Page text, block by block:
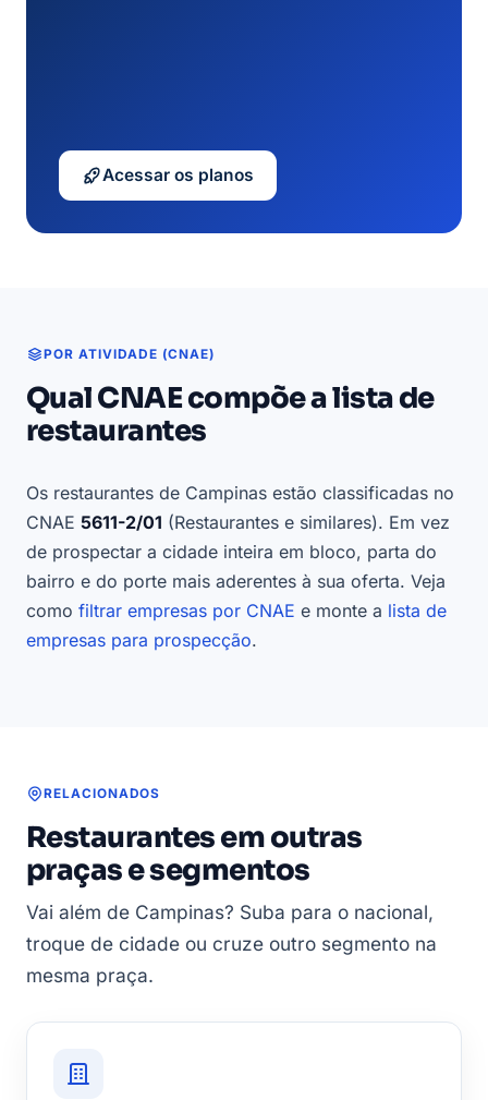
Acessar os planos
POR ATIVIDADE (CNAE)
Qual CNAE compõe a lista de
restaurantes
Os restaurantes de Campinas estão classificadas no
CNAE 5611-2/01 (Restaurantes e similares). Em vez
de prospectar a cidade inteira em bloco, parta do
bairro e do porte mais aderentes à sua oferta. Veja
como filtrar empresas por CNAE e monte a lista de
empresas para prospecção.
RELACIONADOS
Restaurantes em outras
praças e segmentos
Vai além de Campinas? Suba para o nacional,
troque de cidade ou cruze outro segmento na
mesma praça.